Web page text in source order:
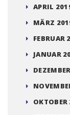
APRIL
MÄRZ
FEBRUAR
JANUAR
OKTOBER